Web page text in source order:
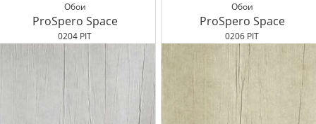
Обои
ProSpero Space
0204 PIT
Обои
ProSpero Space
0206 PIT